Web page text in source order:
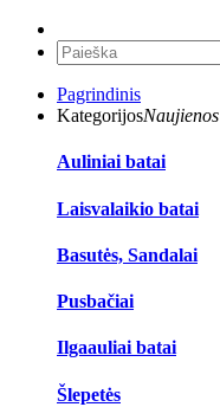
Pagrindinis
KategorijosNaujienos
Auliniai batai
Laisvalaikio batai
Basutės, Sandalai
Pusbačiai
Ilgaauliai batai
Šlepetės